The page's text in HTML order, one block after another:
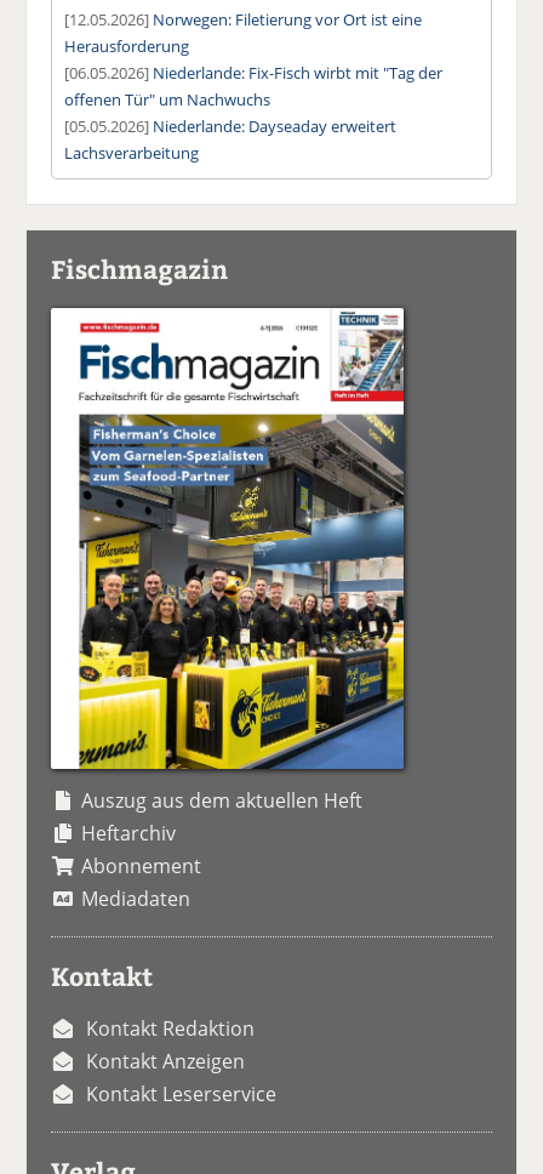
[12.05.2026] Norwegen: Filetierung vor Ort ist eine
Herausforderung
[06.05.2026] Niederlande: Fix-Fisch wirbt mit "Tag der
offenen Tür" um Nachwuchs
[05.05.2026] Niederlande: Dayseaday erweitert
Lachsverarbeitung
Fischmagazin
Auszug aus dem aktuellen Heft
Heftarchiv
Abonnement
Mediadaten
Kontakt
Kontakt Redaktion
Kontakt Anzeigen
Kontakt Leserservice